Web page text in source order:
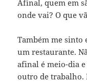
Afinal, quem em
onde vai? O que
Também me sinto
um restaurante.
afinal é meio-dia
outro de trabalho.